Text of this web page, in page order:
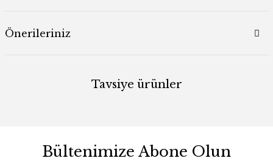
Önerileriniz
Tavsiye ürünler
Bültenimize Abone Olun